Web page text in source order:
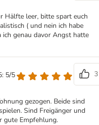
Hälfte leer, bitte spart euch
( und nein ich habe
genau davor Angst hatte
5/5
3
gezogen. Beide sind
Sind Freigänger und
gute Empfehlung.